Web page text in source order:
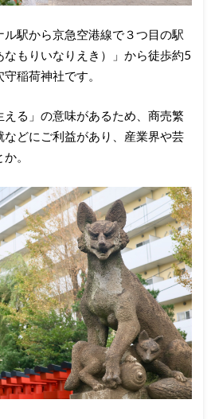
駅から京急空港線で３つ目の駅
もりいなりえき）」から徒歩約5
稲荷神社です。
る」の意味があるため、商売繁
どにご利益があり、産業界や芸
。